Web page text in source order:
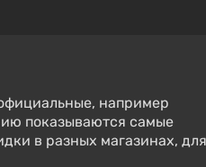
например
показываются самые
в разных магазинах, для